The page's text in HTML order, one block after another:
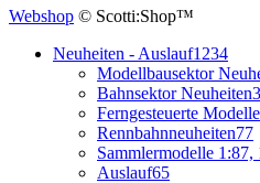
Webshop © Scotti:Shop™
Neuheiten - Auslauf1234
Modellbausektor
Bahnsektor Neuheiten
Ferngesteuerte Modelle
Rennbahnneuheiten77
Sammlermodelle 1:87,
Auslauf65